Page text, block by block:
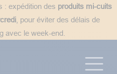
: expédition des produits mi-cuits
, pour éviter des délais de
avec le week-end.